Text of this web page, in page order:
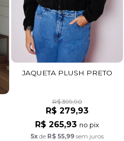
JAQUETA PLUSH PRETO
R$ 399,90
R$ 279,93
R$ 265,93 no pix
5x de R$ 55,99 sem juros